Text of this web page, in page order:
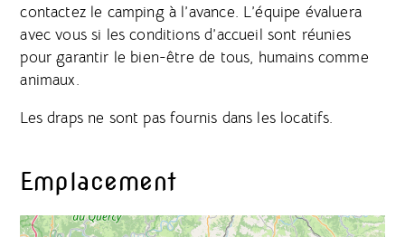
contactez le camping à l’avance. L’équipe évaluera
avec vous si les conditions d’accueil sont réunies
pour garantir le bien-être de tous, humains comme
animaux.
Les draps ne sont pas fournis dans les locatifs.
Emplacement